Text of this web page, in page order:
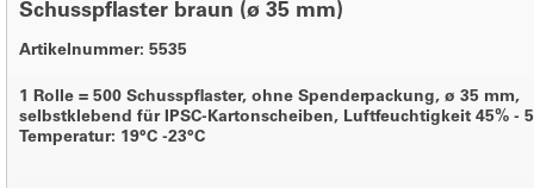
Schusspflaster braun (ø 35 mm)
Artikelnummer: 5535
1 Rolle = 500 Schusspflaster, ohne Spenderpackung, ø 35 mm,
selbstklebend für IPSC-Kartonscheiben, Luftfeuchtigkeit 45% -
Temperatur: 19°C -23°C